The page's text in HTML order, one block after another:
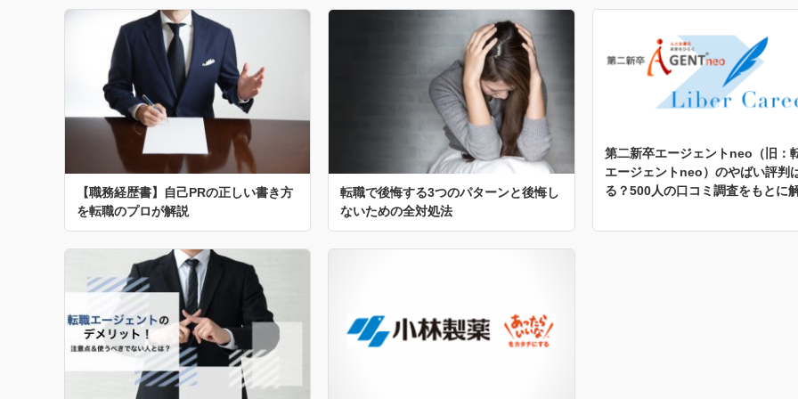
【職務経歴書】自己PRの正しい書き方
を転職のプロが解説
転職で後悔する3つのパターンと後悔し
ないための全対処法
第二新卒エージェントneo（旧：
エージェントneo）のやばい評判
る？500人の口コミ調査をもとに